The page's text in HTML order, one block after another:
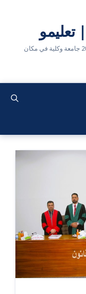
بوابة الأخبار الأكاديمية العراقية — أكثر من 20 جامعة وكلية في مكان